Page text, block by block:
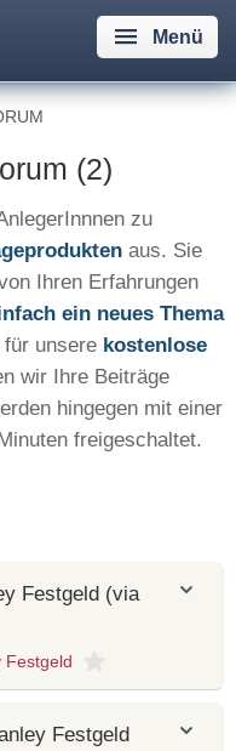
Menü
(2)
zu
aus. Sie
Ihren Erfahrungen
ein neues Thema
unsere kostenlose
wir Ihre Beiträge
hingegen mit einer
freigeschaltet.
Festgeld (via
Festgeld
Festgeld